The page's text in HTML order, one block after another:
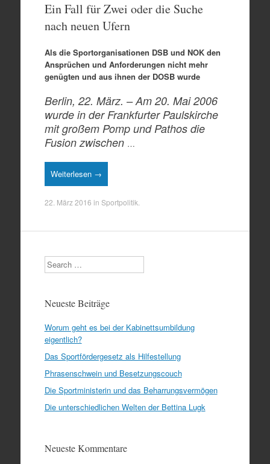
Ein Fall für Zwei oder die Suche
nach neuen Ufern
Als die Sportorganisationen DSB und NOK den
Ansprüchen und Anforderungen nicht mehr
genügten und aus ihnen der DOSB wurde
Berlin, 22. März. – Am 20. Mai 2006
wurde in der Frankfurter Paulskirche
mit großem Pomp und Pathos die
Fusion zwischen …
Weiterlesen →
22. März 2016 in Sportpolitik
Search
Neueste Beiträge
Worum geht es bei der Kabinettsumbildung
eigentlich?
Das Sportfördergesetz als Hilfestellung
Phrasenschwein und Besetzungscouch
Die Sportministerin und das Beharrungsvermögen
Die unterschiedlichen Welten der Bettina Lugk
Neueste Kommentare